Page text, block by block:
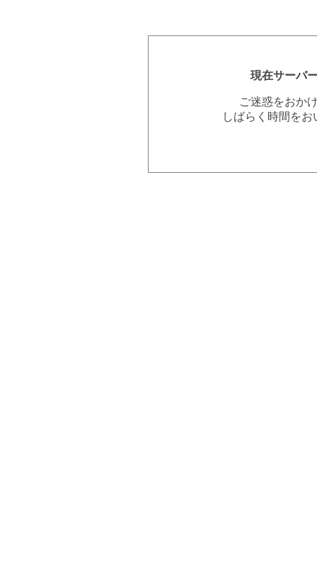
現在サーバ
ご迷惑をおか
しばらく時間を